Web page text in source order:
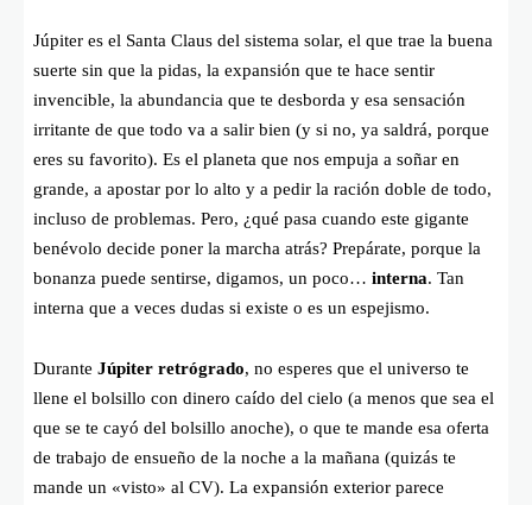
Júpiter es el Santa Claus del sistema solar, el que trae la buena
suerte sin que la pidas, la expansión que te hace sentir
invencible, la abundancia que te desborda y esa sensación
irritante de que todo va a salir bien (y si no, ya saldrá, porque
eres su favorito). Es el planeta que nos empuja a soñar en
grande, a apostar por lo alto y a pedir la ración doble de todo,
incluso de problemas. Pero, ¿qué pasa cuando este gigante
benévolo decide poner la marcha atrás? Prepárate, porque la
bonanza puede sentirse, digamos, un poco… interna. Tan
interna que a veces dudas si existe o es un espejismo.
Durante Júpiter retrógrado, no esperes que el universo te
llene el bolsillo con dinero caído del cielo (a menos que sea el
que se te cayó del bolsillo anoche), o que te mande esa oferta
de trabajo de ensueño de la noche a la mañana (quizás te
mande un «visto» al CV). La expansión exterior parece